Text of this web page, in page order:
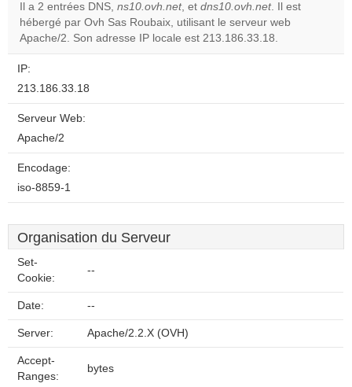
Do you
own this
Il a 2 entrées DNS, ns10.ovh.net, et dns10.ovh.net. Il est
hébergé par Ovh Sas Roubaix, utilisant le serveur web
Apache/2. Son adresse IP locale est 213.186.33.18.
IP:
213.186.33.18
Serveur Web:
Apache/2
Encodage:
iso-8859-1
Organisation du Serveur
Set-
Cookie:
--
Date: --
Server: Apache/2.2.X (OVH)
Accept-
Ranges:
bytes